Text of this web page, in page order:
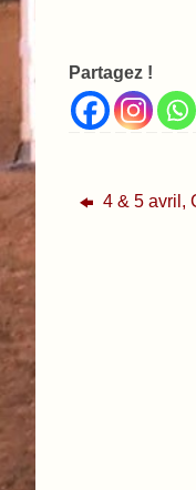
Partagez !
4 & 5 avril,